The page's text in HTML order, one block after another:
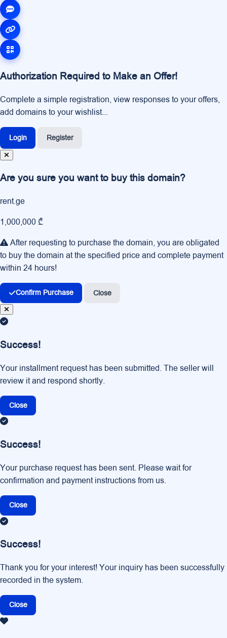
Authorization Required to Make an Offer!
Complete a simple registration, view responses to your offers,
add domains to your wishlist...
Login Register
Are you sure you want to buy this domain?
rent.ge
1,000,000 ₾
After requesting to purchase the domain, you are obligated
to buy the domain at the specified price and complete payment
within 24 hours!
Confirm Purchase Close
Success!
Your installment request has been submitted. The seller will
review it and respond shortly.
Close
Success!
Your purchase request has been sent. Please wait for
confirmation and payment instructions from us.
Close
Success!
Thank you for your interest! Your inquiry has been successfully
recorded in the system.
Close